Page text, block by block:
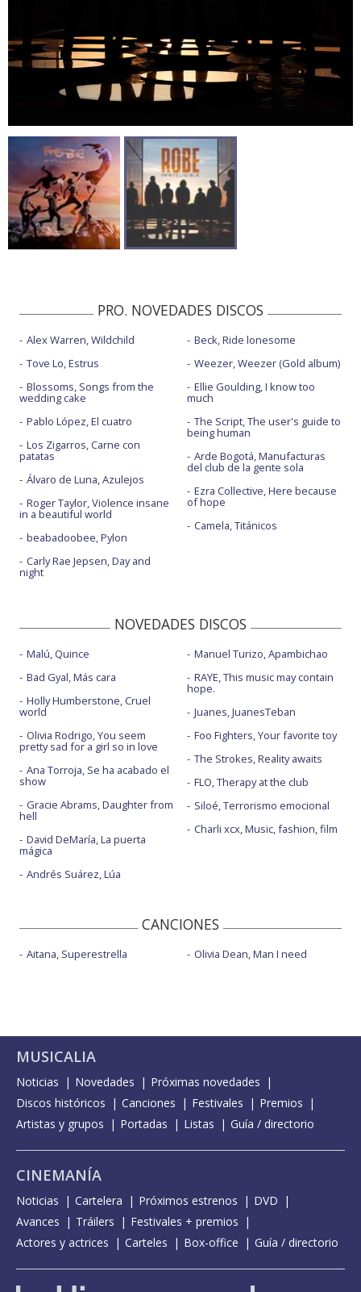
PRO. NOVEDADES DISCOS
Alex Warren, Wildchild
Tove Lo, Estrus
Blossoms, Songs from the
wedding cake
Pablo López, El cuatro
Los Zigarros, Carne con
patatas
Álvaro de Luna, Azulejos
Roger Taylor, Violence insane
in a beautiful world
beabadoobee, Pylon
Carly Rae Jepsen, Day and
night
Beck, Ride lonesome
Weezer, Weezer (Gold album)
Ellie Goulding, I know too
much
The Script, The user's guide to
being human
Arde Bogotá, Manufacturas
del club de la gente sola
Ezra Collective, Here because
of hope
Camela, Titánicos
NOVEDADES DISCOS
Malú, Quince
Bad Gyal, Más cara
Holly Humberstone, Cruel
world
Olivia Rodrigo, You seem
pretty sad for a girl so in love
Ana Torroja, Se ha acabado el
show
Gracie Abrams, Daughter from
hell
David DeMaría, La puerta
mágica
Andrés Suárez, Lúa
Manuel Turizo, Apambichao
RAYE, This music may contain
hope.
Juanes, JuanesTeban
Foo Fighters, Your favorite toy
The Strokes, Reality awaits
FLO, Therapy at the club
Siloé, Terrorismo emocional
Charli xcx, Music, fashion, film
CANCIONES
Aitana, Superestrella Olivia Dean, Man I need
MUSICALIA
Noticias Novedades
Próximas novedades
Discos históricos
Canciones Festivales
Premios
Artistas y grupos
Portadas Listas Guía / directorio
CINEMANÍA
Noticias Cartelera Próximos estrenos
DVD
Avances
Tráilers
Festivales + premios
Actores y actrices
Carteles Box-office Guía / directorio